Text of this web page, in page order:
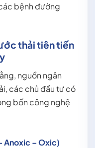
bệnh đường
thải tiên tiến
nguồn ngân
các chủ đầu tư có
bốn công nghệ
Anoxic – Oxic)